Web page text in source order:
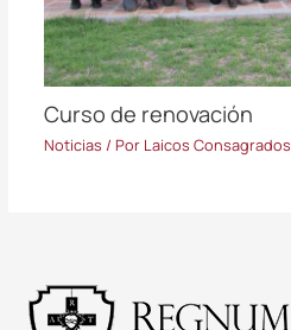
Curso de renovación
Noticias / Por Laicos Consagrados